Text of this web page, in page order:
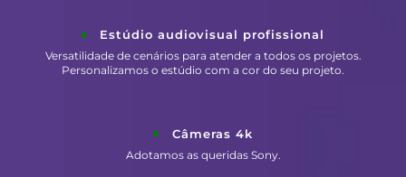
Estúdio audiovisual profissional
Versatilidade de cenários para atender a todos os projetos.
Personalizamos o estúdio com a cor do seu projeto.
Câmeras 4k
Adotamos as queridas Sony.